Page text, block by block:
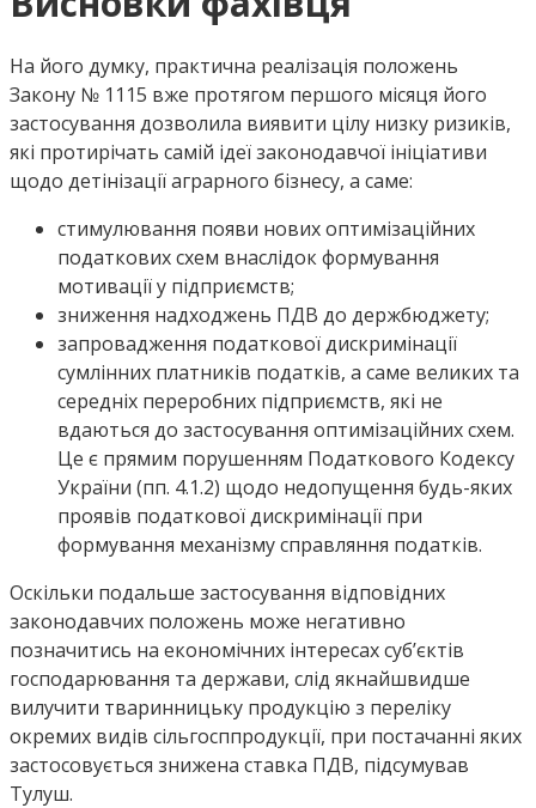
На його думку, практична реалізація положень
Закону № 1115 вже протягом першого місяця його
застосування дозволила виявити цілу низку ризиків,
які протирічать самій ідеї законодавчої ініціативи
щодо детінізації аграрного бізнесу, а саме:
стимулювання появи нових оптимізаційних
податкових схем внаслідок формування
мотивації у підприємств;
зниження надходжень ПДВ до держбюджету;
запровадження податкової дискримінації
сумлінних платників податків, а саме великих та
середніх переробних підприємств, які не
вдаються до застосування оптимізаційних схем.
Це є прямим порушенням Податкового Кодексу
України (пп. 4.1.2) щодо недопущення будь-яких
проявів податкової дискримінації при
формування механізму справляння податків.
Оскільки подальше застосування відповідних
законодавчих положень може негативно
позначитись на економічних інтересах суб’єктів
господарювання та держави, слід якнайшвидше
вилучити тваринницьку продукцію з переліку
окремих видів сільгосппродукції, при постачанні яких
застосовується знижена ставка ПДВ, підсумував
Тулуш.